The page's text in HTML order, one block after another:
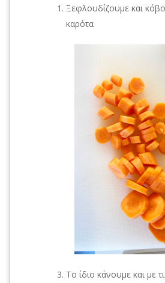
Ξεφλουδίζουμε και
καρότα
Το ίδιο κάνουμε και με